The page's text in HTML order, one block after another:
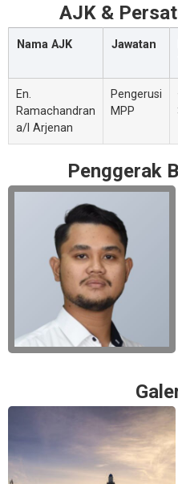
AJK &
Nama AJK Jawatan
En.
Ramachandran
a/l Arjenan
Pengerusi
MPP
Penggerak